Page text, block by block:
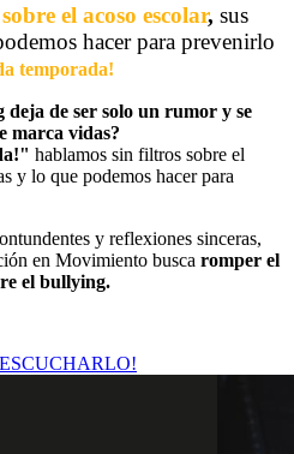
el acoso escolar, sus
hacer para prevenirlo
temporada!
deja de ser solo un rumor y se
marca vidas?
hablamos sin filtros sobre el
y lo que podemos hacer para
y reflexiones sinceras,
en Movimiento busca romper el
el bullying.